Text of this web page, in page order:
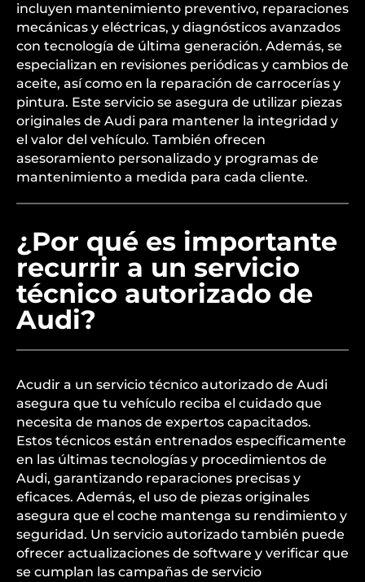
incluyen mantenimiento preventivo, reparaciones
mecánicas y eléctricas, y diagnósticos avanzados
con tecnología de última generación. Además, se
especializan en revisiones periódicas y cambios de
aceite, así como en la reparación de carrocerías y
pintura. Este servicio se asegura de utilizar piezas
originales de Audi para mantener la integridad y
el valor del vehículo. También ofrecen
asesoramiento personalizado y programas de
mantenimiento a medida para cada cliente.
¿Por qué es importante
recurrir a un servicio
técnico autorizado de
Audi?
Acudir a un servicio técnico autorizado de Audi
asegura que tu vehículo reciba el cuidado que
necesita de manos de expertos capacitados.
Estos técnicos están entrenados específicamente
en las últimas tecnologías y procedimientos de
Audi, garantizando reparaciones precisas y
eficaces. Además, el uso de piezas originales
asegura que el coche mantenga su rendimiento y
seguridad. Un servicio autorizado también puede
ofrecer actualizaciones de software y verificar que
se cumplan las campañas de servicio